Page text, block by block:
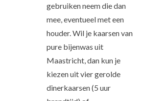
gebruiken neem die dan
mee, eventueel met een
houder. Wil je kaarsen van
pure bijenwas uit
Maastricht, dan kun je
kiezen uit vier gerolde
dinerkaarsen (5 uur